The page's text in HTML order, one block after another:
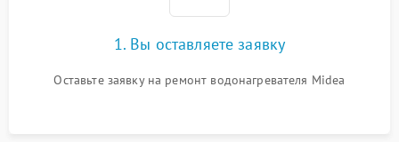
1. Вы оставляете заявку
Оставьте заявку на ремонт водонагревателя Midea